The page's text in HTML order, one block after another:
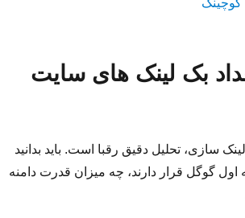
بک لینک های سایت
سازی، تحلیل دقیق رقبا است. باید بدانید
گوگل قرار دارند، چه میزان قدرت دامنه